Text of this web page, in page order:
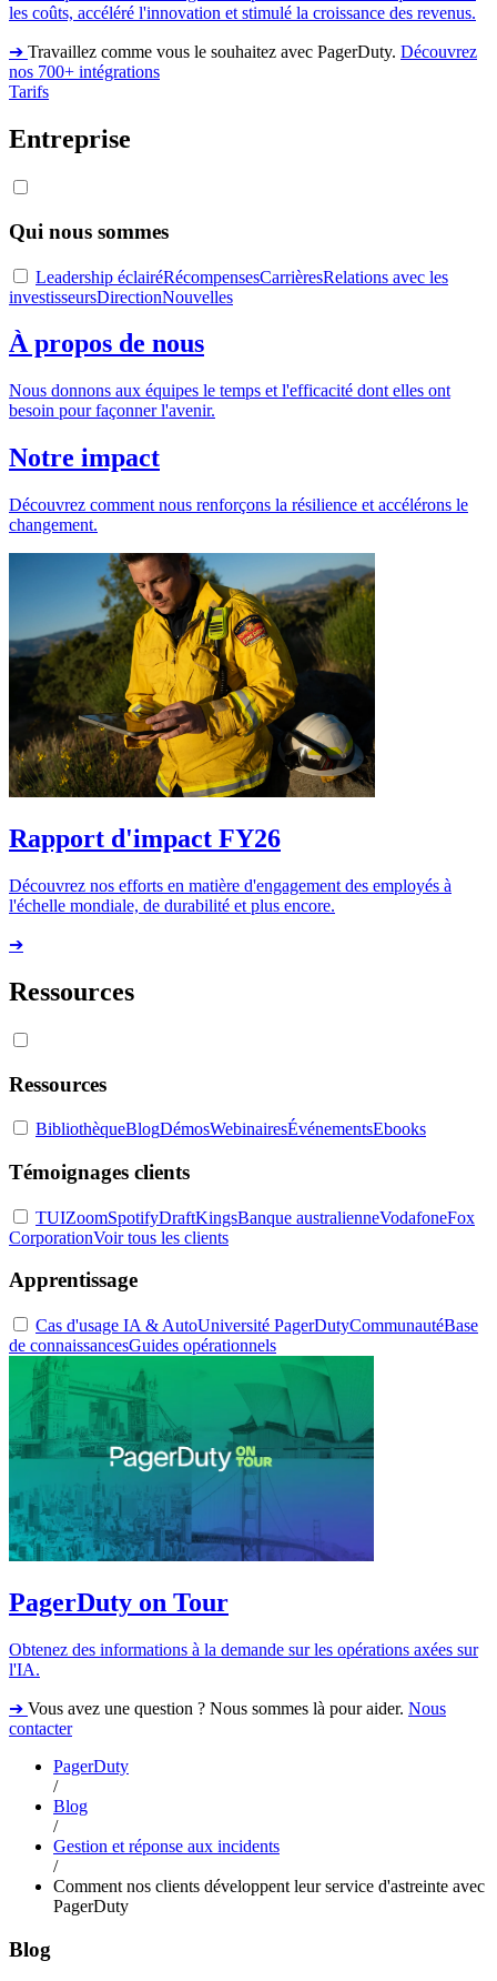
les coûts, accéléré l'innovation et stimulé la croissance des revenus.
➔ Travaillez comme vous le souhaitez avec PagerDuty. Découvrez
nos 700+ intégrations
Tarifs
Entreprise
Qui nous sommes
Leadership éclairéRécompensesCarrièresRelations avec les
investisseursDirectionNouvelles
À propos de nous
Nous donnons aux équipes le temps et l'efficacité dont elles ont
besoin pour façonner l'avenir.
Notre impact
Découvrez comment nous renforçons la résilience et accélérons le
changement.
Rapport d'impact FY26
Découvrez nos efforts en matière d'engagement des employés à
l'échelle mondiale, de durabilité et plus encore.
➔
Ressources
Ressources
BibliothèqueBlogDémosWebinairesÉvénementsEbooks
Témoignages clients
TUIZoomSpotifyDraftKingsBanque australienneVodafoneFox
CorporationVoir tous les clients
Apprentissage
Cas d'usage IA & AutoUniversité PagerDutyCommunautéBase
de connaissancesGuides opérationnels
PagerDuty on Tour
Obtenez des informations à la demande sur les opérations axées sur
l'IA.
➔ Vous avez une question ? Nous sommes là pour aider. Nous
contacter
PagerDuty
/
Blog
/
Gestion et réponse aux incidents
/
Comment nos clients développent leur service d'astreinte avec
PagerDuty
Blog